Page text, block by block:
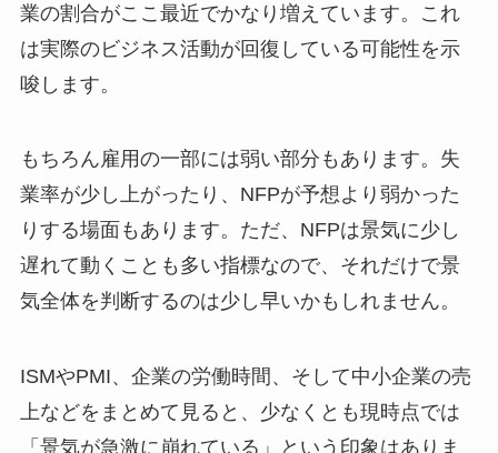
業の割合がここ最近でかなり増えています。これ
は実際のビジネス活動が回復している可能性を示
唆します。
もちろん雇用の一部には弱い部分もあります。失
業率が少し上がったり、NFPが予想より弱かった
りする場面もあります。ただ、NFPは景気に少し
遅れて動くことも多い指標なので、それだけで景
気全体を判断するのは少し早いかもしれません。
ISMやPMI、企業の労働時間、そして中小企業の売
上などをまとめて見ると、少なくとも現時点では
「景気が急激に崩れている」という印象はありま